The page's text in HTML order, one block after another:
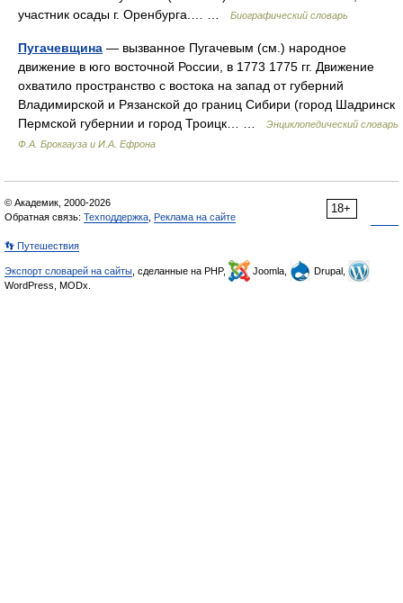
участник осады г. Оренбурга.… …
Биографический словарь
Пугачевщина — вызванное Пугачевым (см.) народное
движение в юго восточной России, в 1773 1775 гг. Движение
охватило пространство с востока на запад от губерний
Владимирской и Рязанской до границ Сибири (город Шадринск
Пермской губернии и город Троицк… …
Энциклопедический словарь
Ф.А. Брокгауза и И.А. Ефрона
18+
© Академик, 2000-2026
Обратная связь: Техподдержка Реклама на сайте
👣 Путешествия
Экспорт словарей на сайты , сделанные на PHP, Joomla,
Drupal,
WordPress, MODx.